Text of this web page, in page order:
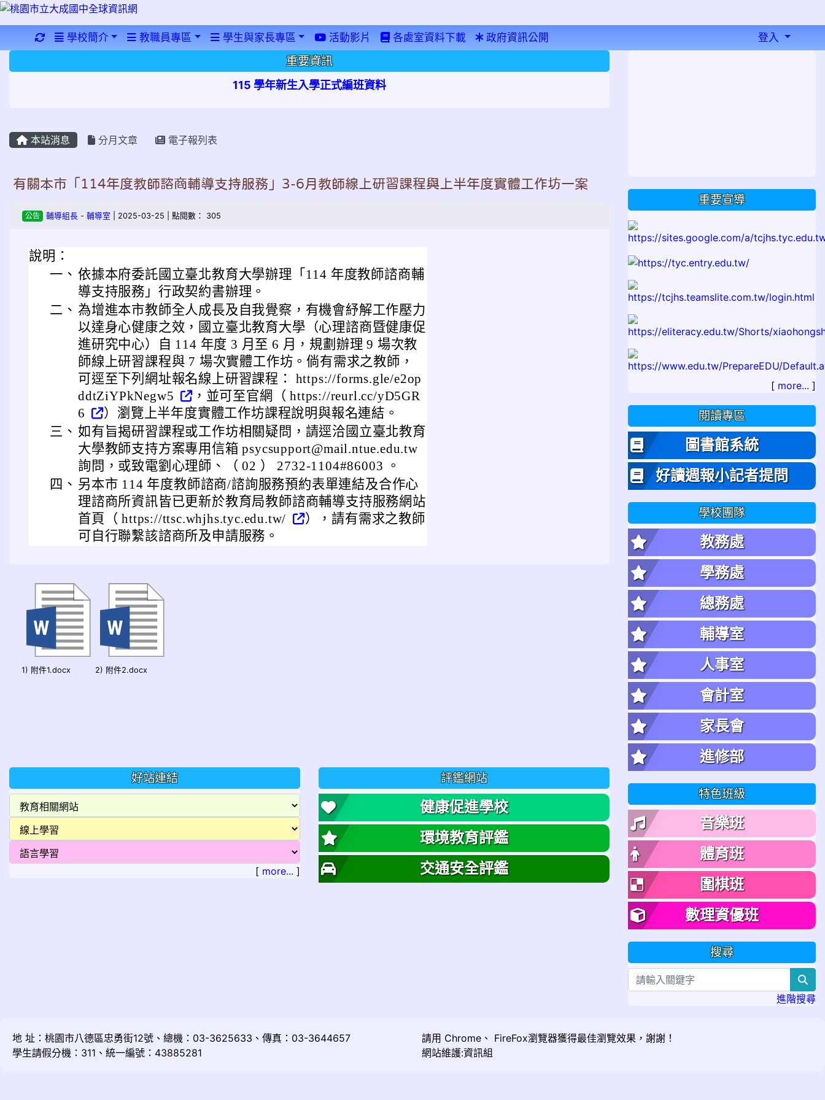
重新取得佈景設定
學校簡介 教職員專區 學生與家長專區 活動影片 各處室資料下載 政府資訊公開 登入
重要資訊
115 學年新生入學正式編班資料
本站消息 分月文章 電子報列表
有關本市「114年度教師諮商輔導支持服務」3-6月教師線上研習課程與上半年度實體工作坊一案
公告 輔導組長- 輔導室 | 2025-03-25 | 點閱數： 305
說明：
一、 依據本府委託國立臺北教育大學辦理「114 年度教師諮商輔
導支持服務」行政契約書辦理。
二、 為增進本市教師全人成長及自我覺察，有機會紓解工作壓力
以達身心健康之效，國立臺北教育大學（心理諮商暨健康促
進研究中心）自 114 年度 3 月至 6 月，規劃辦理 9 場次教
師線上研習課程與 7 場次實體工作坊。倘有需求之教師，
可逕至下列網址報名線上研習課程： https://forms.gle/e2op
ddtZiYPkNegw5
，並可至官網（ https://reurl.cc/yD5GR
6
）瀏覽上半年度實體工作坊課程說明與報名連結。
三、 如有旨揭研習課程或工作坊相關疑問，請逕洽國立臺北教育
大學教師支持方案專用信箱 psycsupport@mail.ntue.edu.tw
詢問，或致電劉心理師、（ 02 ） 2732-1104#86003 。
四、 另本市 114 年度教師諮商/諮詢服務預約表單連結及合作心
理諮商所資訊皆已更新於教育局教師諮商輔導支持服務網站
首頁（ https://ttsc.whjhs.tyc.edu.tw/
），請有需求之教師
可自行聯繫該諮商所及申請服務。
1) 附件1.docx 2) 附件2.docx
好站連結
[ more... ]
評鑑網站
健康促進學校
環境教育評鑑
交通安全評鑑
重要宣導
[ more... ]
閱讀專區
圖書館系統
好讀週報小記者提問
學校團隊
教務處
學務處
總務處
輔導室
人事室
會計室
家長會
進修部
特色班級
音樂班
體育班
圍棋班
數理資優班
搜尋
進階搜尋
地 址：桃園市八德區忠勇街12號、總機：03-3625633、傳真：03-3644657
學生請假分機：311、統一編號：43885281
請用 Chrome 、 FireFox瀏覽器獲得最佳瀏覽效果，謝謝！
網站維護:資訊組